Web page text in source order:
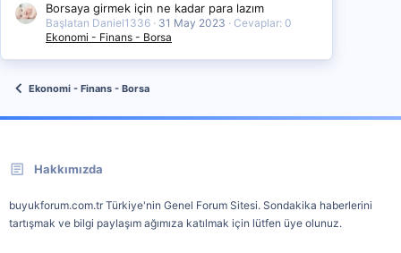
Borsaya girmek için ne kadar para lazım
Başlatan Daniel1336 31 May 2023
Cevaplar: 0
Ekonomi - Finans - Borsa
Ekonomi - Finans - Borsa
Hakkımızda
buyukforum.com.tr Türkiye'nin Genel Forum Sitesi. Sondakika haberlerini
tartışmak ve bilgi paylaşım ağımıza katılmak için lütfen üye olunuz.